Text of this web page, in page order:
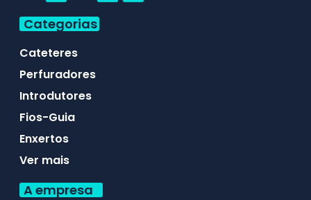
Categorias
Cateteres
Perfuradores
Introdutores
Fios-Guia
Enxertos
Ver mais
A empresa